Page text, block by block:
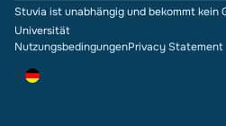
Stuvia ist unabhängig und bekommt kein
Universität
NutzungsbedingungenPrivacy Statement